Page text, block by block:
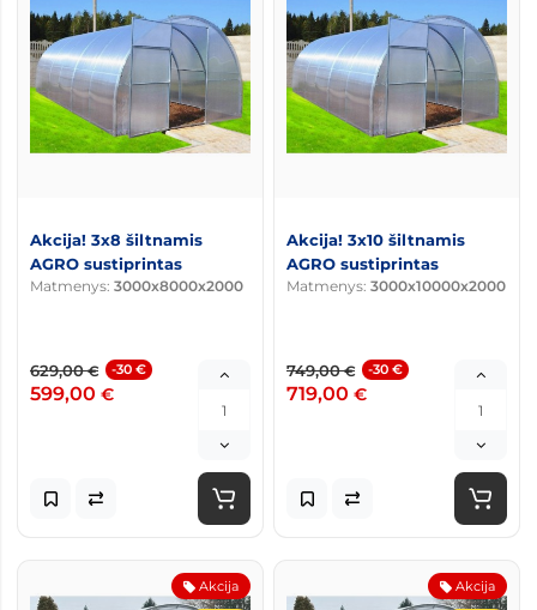
Akcija! 3x8 šiltnamis
AGRO sustiprintas
Matmenys: 3000x8000x2000
629,00€ -30 €
599,00 €
Akcija! 3x10 šiltnamis
AGRO sustiprintas
Matmenys: 3000x10000x2000
749,00€ -30 €
719,00 €
Akcija Akcija